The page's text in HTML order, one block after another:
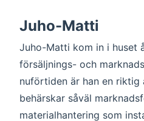
Juho-Matti
Juho-Matti kom in i huset
försäljnings- och
nuförtiden är han en riktig
behärskar såväl
materialhantering som